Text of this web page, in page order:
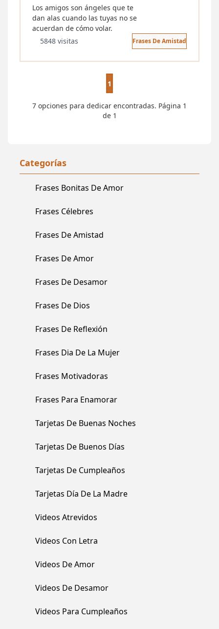
Categorías
Frases Bonitas De Amor
Frases Célebres
Frases De Amistad
Frases De Amor
Frases De Desamor
Frases De Dios
Frases De Reflexión
Frases Dia De La Mujer
Frases Motivadoras
Frases Para Enamorar
Tarjetas De Buenas Noches
Tarjetas De Buenos Días
Tarjetas De Cumpleaños
Tarjetas Día De La Madre
Videos Atrevidos
Videos Con Letra
Videos De Amor
Videos De Desamor
Videos Para Cumpleaños
Los amigos son ángeles que te
dan alas cuando las tuyas no se
acuerdan de cómo volar.
5848 visitas
Frases De Amistad
1
7 opciones para dedicar encontradas. Página 1
de 1